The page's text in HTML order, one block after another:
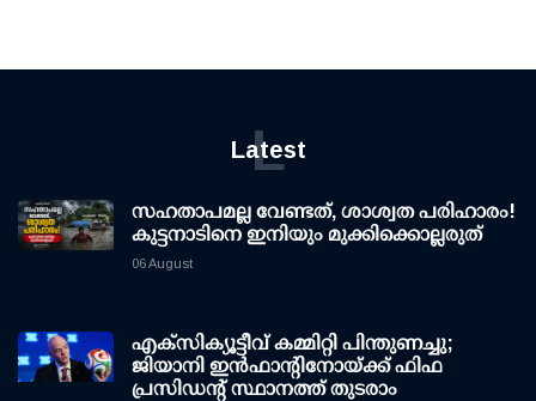
Latest
L
സഹതാപമല്ല വേണ്ടത്, ശാശ്വത പരിഹാരം!
കുട്ടനാടിനെ ഇനിയും മുക്കിക്കൊല്ലരുത്
06 August
എക്സിക്യൂട്ടീവ് കമ്മിറ്റി പിന്തുണച്ചു;
ജിയാനി ഇന്‍ഫാന്റിനോയ്ക്ക് ഫിഫ
പ്രസിഡന്റ് സ്ഥാനത്ത് തുടരാം